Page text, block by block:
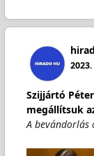
Szijjártó
megállítsuk
A bevándorlás